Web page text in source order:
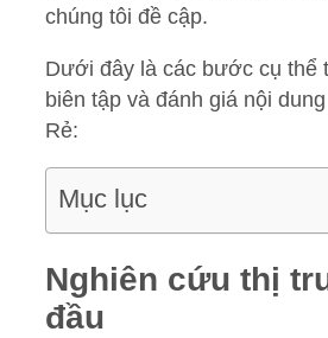
chúng tôi đề cập.
Dưới đây là các bước cụ thể
biên tập và đánh giá nội
Rẻ:
Mục lục
Nghiên cứu thị
đầu